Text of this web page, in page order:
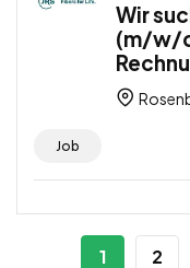
Wir
(m/w/
Job
1 2